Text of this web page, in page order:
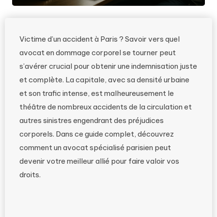
Victime d’un accident à Paris ? Savoir vers quel
avocat en dommage corporel se tourner peut
s’avérer crucial pour obtenir une indemnisation juste
et complète. La capitale, avec sa densité urbaine
et son trafic intense, est malheureusement le
théâtre de nombreux accidents de la circulation et
autres sinistres engendrant des préjudices
corporels. Dans ce guide complet, découvrez
comment un avocat spécialisé parisien peut
devenir votre meilleur allié pour faire valoir vos
droits.